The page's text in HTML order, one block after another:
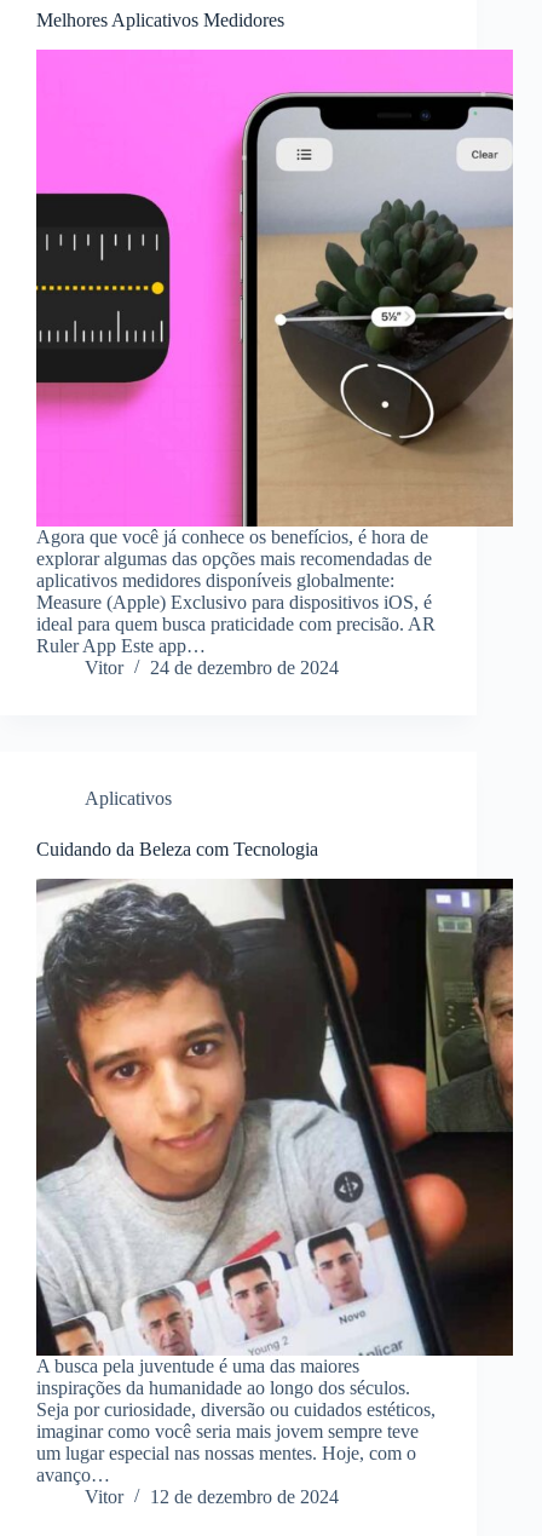
Melhores Aplicativos Medidores
Agora que você já conhece os benefícios, é hora de
explorar algumas das opções mais recomendadas de
aplicativos medidores disponíveis globalmente:
Measure (Apple) Exclusivo para dispositivos iOS, é
ideal para quem busca praticidade com precisão. AR
Ruler App Este app…
Vitor
24 de dezembro de 2024
Aplicativos
Cuidando da Beleza com Tecnologia
A busca pela juventude é uma das maiores
inspirações da humanidade ao longo dos séculos.
Seja por curiosidade, diversão ou cuidados estéticos,
imaginar como você seria mais jovem sempre teve
um lugar especial nas nossas mentes. Hoje, com o
avanço…
Vitor
12 de dezembro de 2024